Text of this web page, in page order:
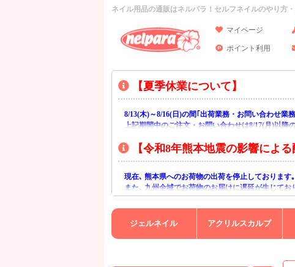
ネイル用品の通販はネルパラ！セルフネイルのやり方
マイページ
ポイント利用
【夏季休業について】
8/13(木)～8/16(日)の間｢出荷業務・お問い合わせ業
上記期間中のご注文・お問い合わせは8/17(月)以降
【令和8年熊本地震の影響による
現在､ 熊本県へのお荷物の出荷を停止しております｡
また､ 九州全域でお荷物のお届けに遅延が生じてお
ご不便をおかけいたしますが､ 何卒ご理解賜ります
ジェルネイル アクリルスカルプ